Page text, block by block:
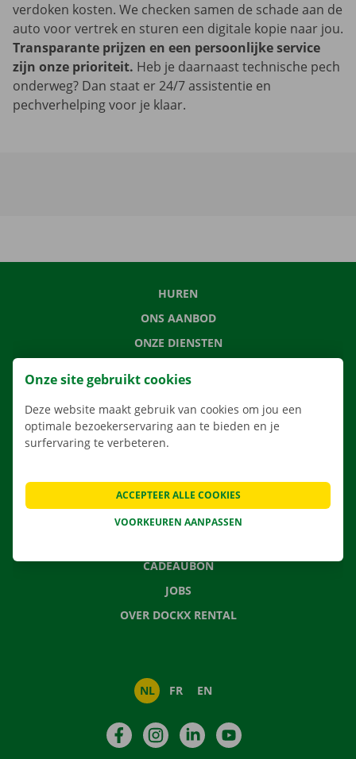
verdoken kosten. We checken samen de schade aan de
auto voor vertrek en sturen een digitale kopie naar jou.
Transparante prijzen en een persoonlijke service
zijn onze prioriteit. Heb je daarnaast technische pech
onderweg? Dan staat er 24/7 assistentie en
pechverhelping voor je klaar.
HUREN
ONS AANBOD
ONZE DIENSTEN
VERHUISOPLOSSINGEN
CONTACTEER ONS
VEELGESTELDE VRAGEN
CADEAUBON
JOBS
OVER DOCKX RENTAL
NL FR EN
FacebookInstagramLinkedIn
Onze site gebruikt cookies
Deze website maakt gebruik van cookies om jou een
optimale bezoekerservaring aan te bieden en je
surfervaring te verbeteren.
VOORKEUREN AANPASSEN
ACCEPTEER ALLE COOKIES